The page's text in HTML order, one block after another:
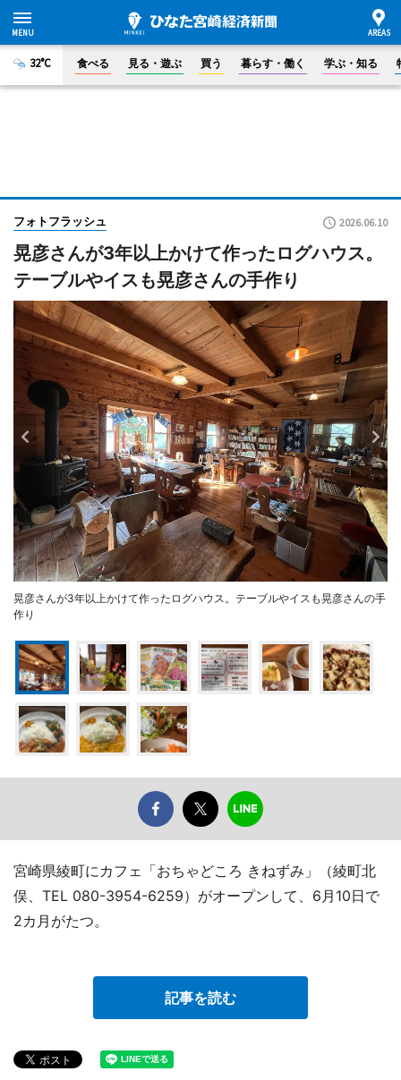
32°C 食べる 見る・遊ぶ 買う 暮らす・働く 学ぶ・知る
フォトフラッシュ 2026.06.10
晃彦さんが3年以上かけて作ったログハウス。
テーブルやイスも晃彦さんの手作り
晃彦さんが3年以上かけて作ったログハウス。テーブルやイスも晃彦さんの手
作り
宮崎県綾町にカフェ「おちゃどころ きねずみ」（綾町北
俣、TEL 080-3954-6259）がオープンして、6月10日で
2カ月がたつ。
記事を読む